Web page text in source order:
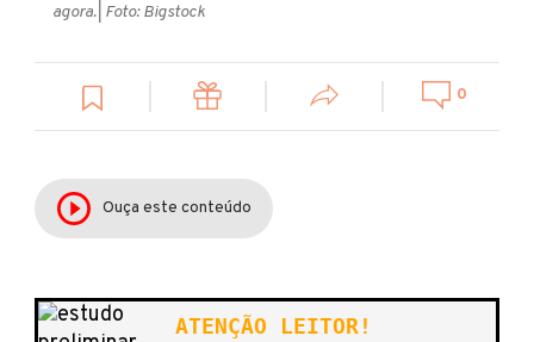
agora. | Foto: Bigstock
0
Ouça este conteúdo
ATENÇÃO LEITOR!